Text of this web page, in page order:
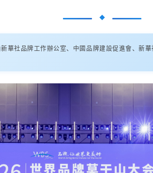
華社品牌工作辦公室、中國品牌建設促進會、新